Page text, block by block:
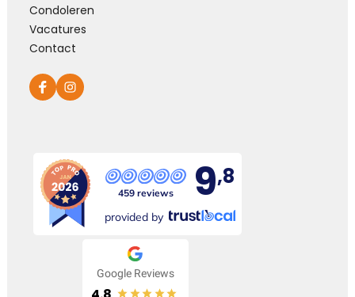
Condoleren
Vacatures
Contact
459 reviews 9,8
provided by
Google Reviews